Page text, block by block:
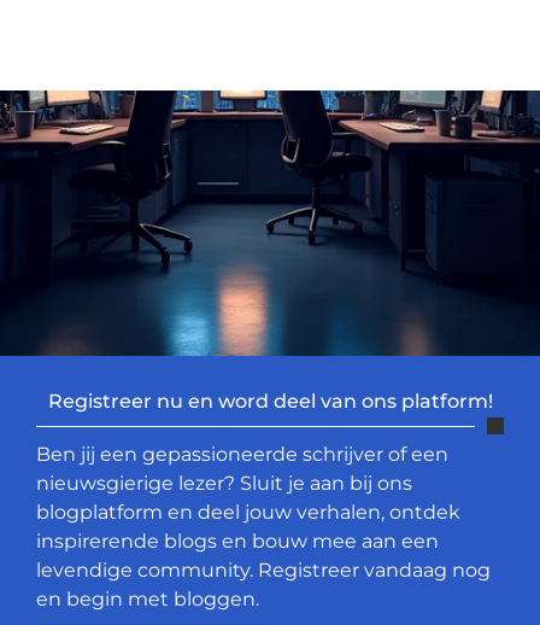
Registreer nu en word deel van ons platform!
Ben jij een gepassioneerde schrijver of een
nieuwsgierige lezer? Sluit je aan bij ons
blogplatform en deel jouw verhalen, ontdek
inspirerende blogs en bouw mee aan een
levendige community. Registreer vandaag nog
en begin met bloggen.